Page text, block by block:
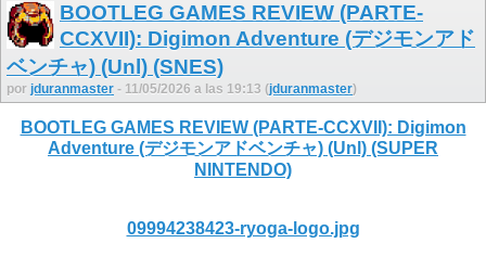
BOOTLEG GAMES REVIEW (PARTE-
CCXVII): Digimon Adventure (デジモンアド
ベンチャ) (Unl) (SNES)
por jduranmaster - 11/05/2026 a las 19:13 (jduranmaster)
BOOTLEG GAMES REVIEW (PARTE-CCXVII): Digimon
Adventure (デジモンアドベンチャ) (Unl) (SUPER
NINTENDO)
09994238423-ryoga-logo.jpg